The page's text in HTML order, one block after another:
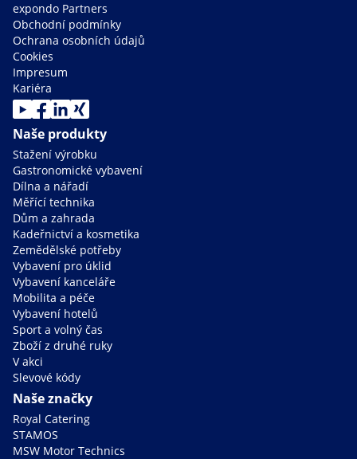
expondo Partners
Obchodní podmínky
Ochrana osobních údajů
Cookies
Impresum
Kariéra
Naše produkty
Stažení výrobku
Gastronomické vybavení
Dílna a nářadí
Měřící technika
Dům a zahrada
Kadeřnictví a kosmetika
Zemědělské potřeby
Vybavení pro úklid
Vybavení kanceláře
Mobilita a péče
Vybavení hotelů
Sport a volný čas
Zboží z druhé ruky
V akci
Slevové kódy
Naše značky
Royal Catering
STAMOS
MSW Motor Technics